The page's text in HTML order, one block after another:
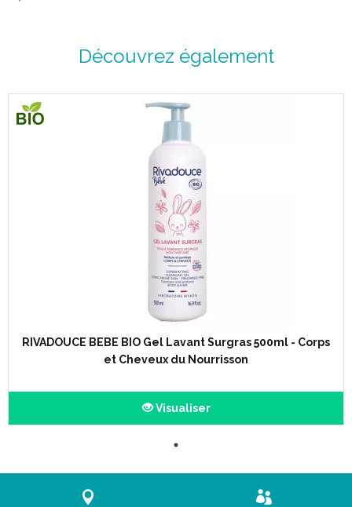
Découvrez également
RIVADOUCE BEBE BIO Gel Lavant Surgras 500ml - Corps
et Cheveux du Nourrisson
Visualiser